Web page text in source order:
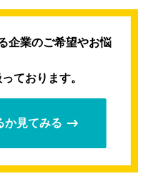
企業のご希望やお悩
ております。
か見てみる